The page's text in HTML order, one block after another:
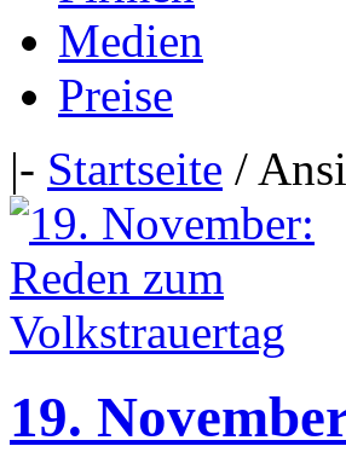
Medien
Preise
|- Startseite /
19.